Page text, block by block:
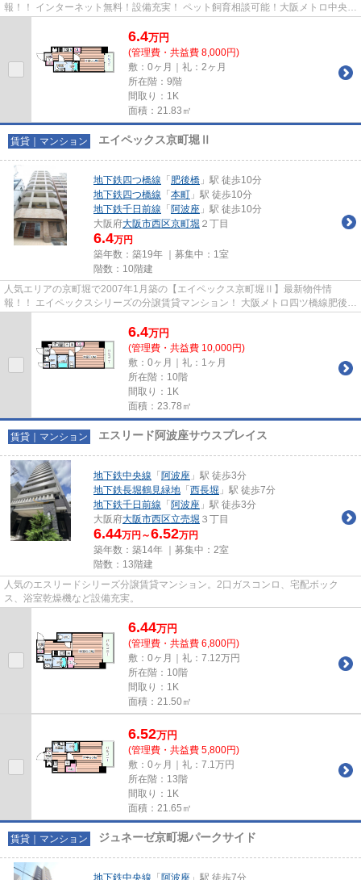
報！！ インターネット無料！設備充実！ ペット飼育相談可能！大阪メトロ中央線
6.4万円
(管理費・共益費 8,000円)
敷：0ヶ月｜礼：2ヶ月
所在階：9階
間取り：1K
面積：21.83㎡
賃貸｜マンション エイペックス京町堀Ⅱ
地下鉄四つ橋線 「 肥後橋 」駅 徒歩10分
地下鉄四つ橋線 「 本町 」駅 徒歩10分
地下鉄千日前線 「 阿波座 」駅 徒歩10分
大阪府大阪市西区京町堀 ２丁目
6.4万円
築年数：築19年 ｜募集中： 1室
階数：10階建
人気エリアの京町堀で2007年1月築の【エイペックス京町堀Ⅱ】最新物件情
報！！ エイペックスシリーズの分譲賃貸マンション！ 大阪メトロ四ツ橋線肥後橋
6.4万円
(管理費・共益費 10,000円)
敷：0ヶ月｜礼：1ヶ月
所在階：10階
間取り：1K
面積：23.78㎡
賃貸｜マンション エスリード阿波座サウスプレイス
地下鉄中央線 「 阿波座 」駅 徒歩3分
地下鉄長堀鶴見緑地 「 西長堀 」駅 徒歩7分
地下鉄千日前線 「 阿波座 」駅 徒歩3分
大阪府大阪市西区立売堀 ３丁目
6.44万円～6.52万円
築年数：築14年 ｜募集中： 2室
階数：13階建
人気のエスリードシリーズ分譲賃貸マンション。2口ガスコンロ、宅配ボック
ス、浴室乾燥機など設備充実。
6.44万円
(管理費・共益費 6,800円)
敷：0ヶ月｜礼：7.12万円
所在階：10階
間取り：1K
面積：21.50㎡
6.52万円
(管理費・共益費 5,800円)
敷：0ヶ月｜礼：7.1万円
所在階：13階
間取り：1K
面積：21.65㎡
賃貸｜マンション ジュネーゼ京町堀パークサイド
地下鉄中央線 「 阿波座 」駅 徒歩7分